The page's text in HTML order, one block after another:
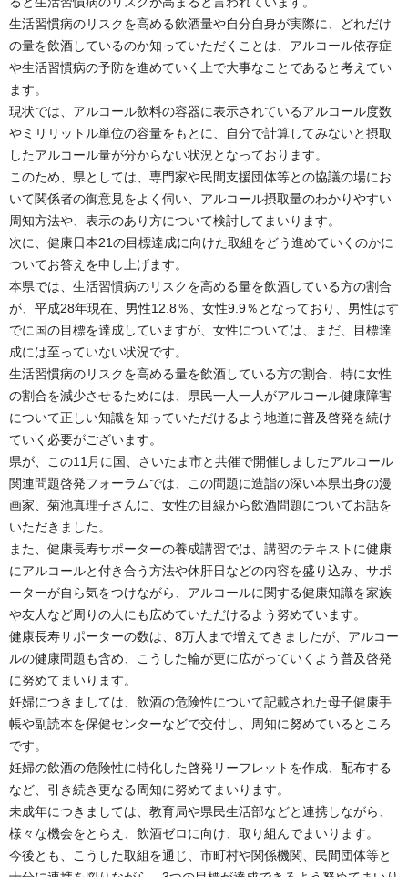
生活習慣病のリスクを高める飲酒量や自分自身が実際に、どれだけ
の量を飲酒しているのか知っていただくことは、アルコール依存症
や生活習慣病の予防を進めていく上で大事なことであると考えてい
ます。
現状では、アルコール飲料の容器に表示されているアルコール度数
やミリリットル単位の容量をもとに、自分で計算してみないと摂取
したアルコール量が分からない状況となっております。
このため、県としては、専門家や民間支援団体等との協議の場にお
いて関係者の御意見をよく伺い、アルコール摂取量のわかりやすい
周知方法や、表示のあり方について検討してまいります。
次に、健康日本21の目標達成に向けた取組をどう進めていくのかに
ついてお答えを申し上げます。
本県では、生活習慣病のリスクを高める量を飲酒している方の割合
が、平成28年現在、男性12.8％、女性9.9％となっており、男性はす
でに国の目標を達成していますが、女性については、まだ、目標達
成には至っていない状況です。
生活習慣病のリスクを高める量を飲酒している方の割合、特に女性
の割合を減少させるためには、県民一人一人がアルコール健康障害
について正しい知識を知っていただけるよう地道に普及啓発を続け
ていく必要がございます。
県が、この11月に国、さいたま市と共催で開催しましたアルコール
関連問題啓発フォーラムでは、この問題に造詣の深い本県出身の漫
画家、菊池真理子さんに、女性の目線から飲酒問題についてお話を
いただきました。
また、健康長寿サポーターの養成講習では、講習のテキストに健康
にアルコールと付き合う方法や休肝日などの内容を盛り込み、サポ
ーターが自ら気をつけながら、アルコールに関する健康知識を家族
や友人など周りの人にも広めていただけるよう努めています。
健康長寿サポーターの数は、8万人まで増えてきましたが、アルコー
ルの健康問題も含め、こうした輪が更に広がっていくよう普及啓発
に努めてまいります。
妊婦につきましては、飲酒の危険性について記載された母子健康手
帳や副読本を保健センターなどで交付し、周知に努めているところ
です。
妊婦の飲酒の危険性に特化した啓発リーフレットを作成、配布する
など、引き続き更なる周知に努めてまいります。
未成年につきましては、教育局や県民生活部などと連携しながら、
様々な機会をとらえ、飲酒ゼロに向け、取り組んでまいります。
今後とも、こうした取組を通じ、市町村や関係機関、民間団体等と